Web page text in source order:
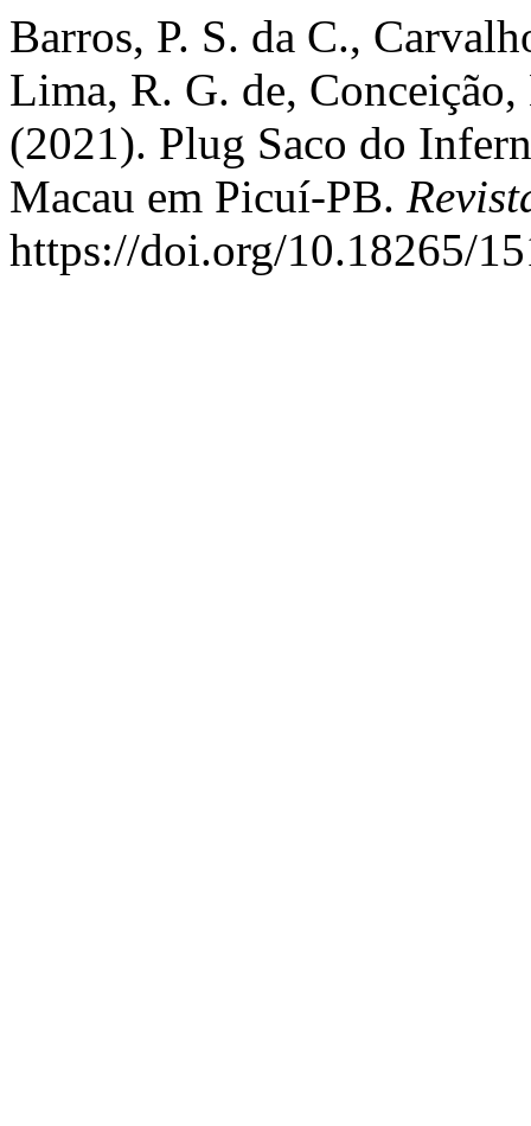
Barros, P. S. da C.,
Lima, R. G. de,
(2021). Plug Saco do
Macau em Picuí-PB.
https://doi.org/10.18265/